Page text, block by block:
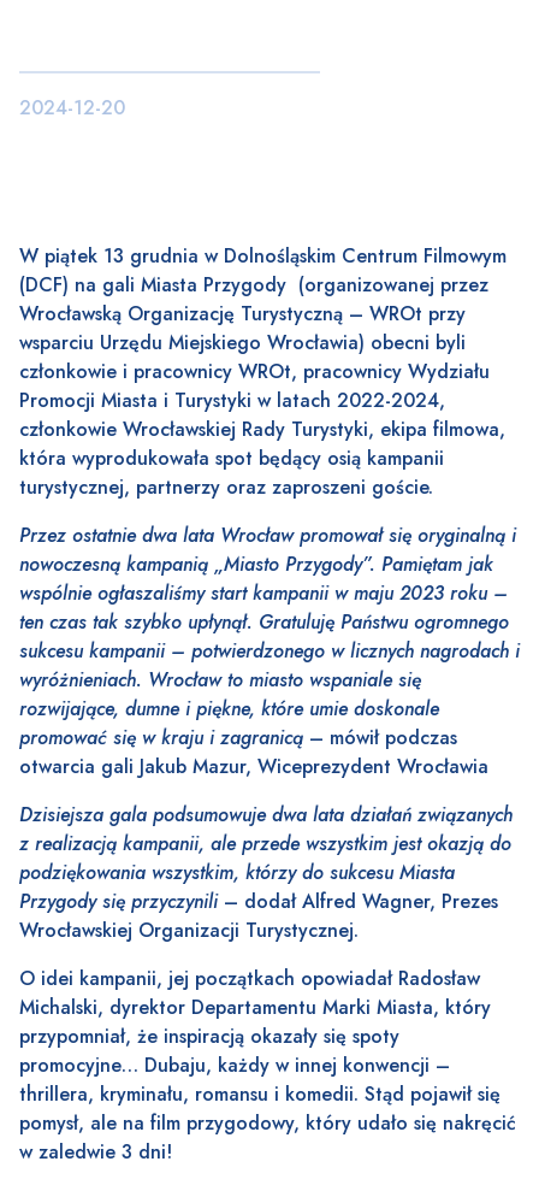
2024-12-20
W piątek 13 grudnia w Dolnośląskim Centrum Filmowym
(DCF) na gali Miasta Przygody (organizowanej przez
Wrocławską Organizację Turystyczną – WROt przy
wsparciu Urzędu Miejskiego Wrocławia) obecni byli
członkowie i pracownicy WROt, pracownicy Wydziału
Promocji Miasta i Turystyki w latach 2022-2024,
członkowie Wrocławskiej Rady Turystyki, ekipa filmowa,
która wyprodukowała spot będący osią kampanii
turystycznej, partnerzy oraz zaproszeni goście.
Przez ostatnie dwa lata Wrocław promował się oryginalną i
nowoczesną kampanią „Miasto Przygody”. Pamiętam jak
wspólnie ogłaszaliśmy start kampanii w maju 2023 roku –
ten czas tak szybko upłynął. Gratuluję Państwu ogromnego
sukcesu kampanii – potwierdzonego w licznych nagrodach i
wyróżnieniach. Wrocław to miasto wspaniale się
rozwijające, dumne i piękne, które umie doskonale
promować się w kraju i zagranicą – mówił podczas
otwarcia gali Jakub Mazur, Wiceprezydent Wrocławia
Dzisiejsza gala podsumowuje dwa lata działań związanych
z realizacją kampanii, ale przede wszystkim jest okazją do
podziękowania wszystkim, którzy do sukcesu Miasta
Przygody się przyczynili – dodał Alfred Wagner, Prezes
Wrocławskiej Organizacji Turystycznej.
O idei kampanii, jej początkach opowiadał Radosław
Michalski, dyrektor Departamentu Marki Miasta, który
przypomniał, że inspiracją okazały się spoty
promocyjne… Dubaju, każdy w innej konwencji –
thrillera, kryminału, romansu i komedii. Stąd pojawił się
pomysł, ale na film przygodowy, który udało się nakręcić
w zaledwie 3 dni!